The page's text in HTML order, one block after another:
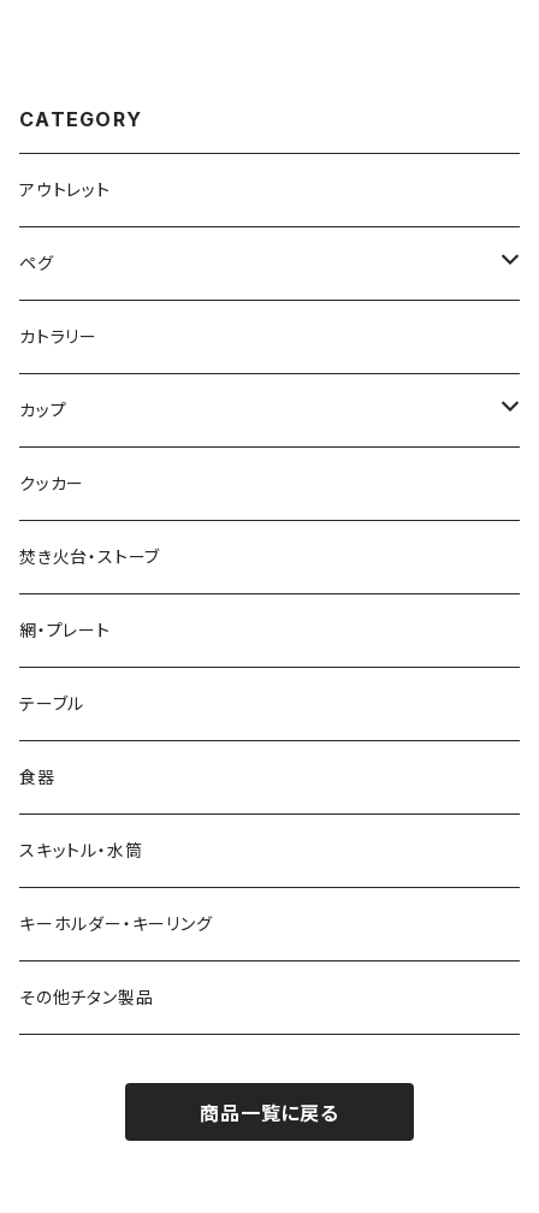
CATEGORY
アウトレット
ペグ
標準タイプ
超軽量タイプ
ネイルペグ
V字型
Y字型
カトラリー
カップ
シングルマグ
シェラカップ
ダブルウォールカップ
リッド（蓋）
クッカー
焚き火台・ストーブ
網・プレート
テーブル
食器
スキットル・水筒
キーホルダー・キーリング
その他チタン製品
商品一覧に戻る